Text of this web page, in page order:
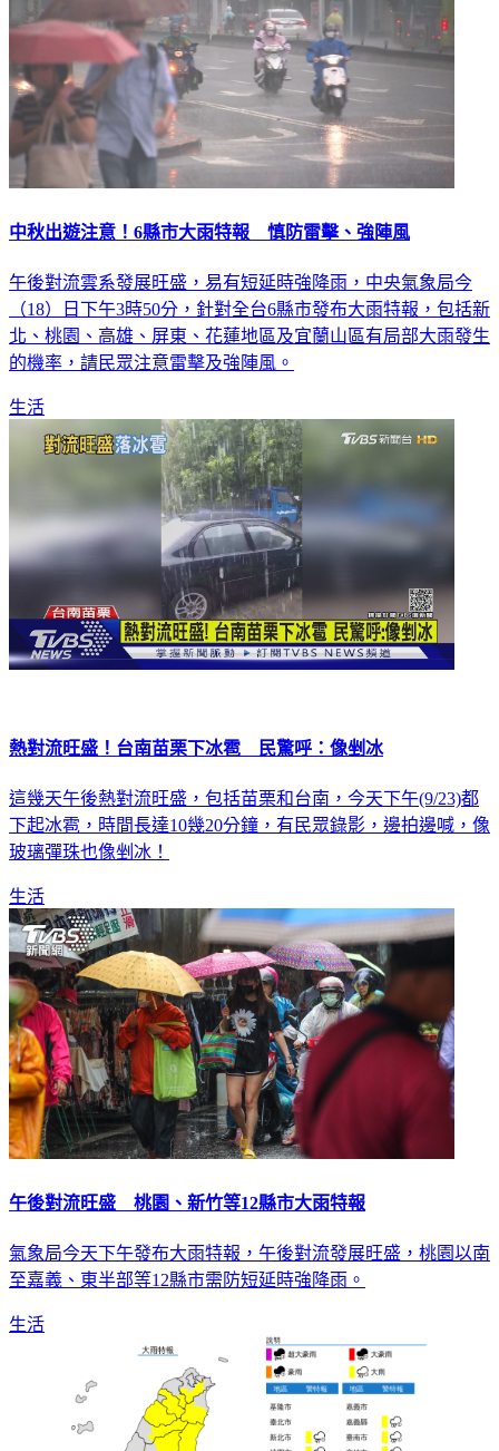
中秋出遊注意！6縣市大雨特報 慎防雷擊、強陣風
午後對流雲系發展旺盛，易有短延時強降雨，中央氣象局今
（18）日下午3時50分，針對全台6縣市發布大雨特報，包括新
北、桃園、高雄、屏東、花蓮地區及宜蘭山區有局部大雨發生
的機率，請民眾注意雷擊及強陣風。
生活
熱對流旺盛！台南苗栗下冰雹 民驚呼：像剉冰
這幾天午後熱對流旺盛，包括苗栗和台南，今天下午(9/23)都
下起冰雹，時間長達10幾20分鐘，有民眾錄影，邊拍邊喊，像
玻璃彈珠也像剉冰！
生活
午後對流旺盛 桃園、新竹等12縣市大雨特報
氣象局今天下午發布大雨特報，午後對流發展旺盛，桃園以南
至嘉義、東半部等12縣市需防短延時強降雨。
生活